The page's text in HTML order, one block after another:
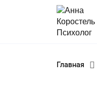
Абьюз
Главная